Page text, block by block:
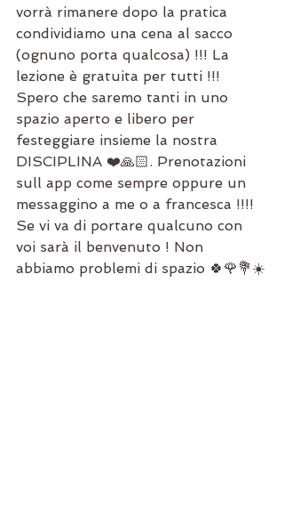
vorrà rimanere dopo la pratica
condividiamo una cena al sacco
(ognuno porta qualcosa) !!! La
lezione è gratuita per tutti !!!
Spero che saremo tanti in uno
spazio aperto e libero per
festeggiare insieme la nostra
DISCIPLINA ❤️🙏🏻. Prenotazioni
sull app come sempre oppure un
messaggino a me o a francesca !!!!
Se vi va di portare qualcuno con
voi sarà il benvenuto ! Non
abbiamo problemi di spazio 🍀🌹💐☀️